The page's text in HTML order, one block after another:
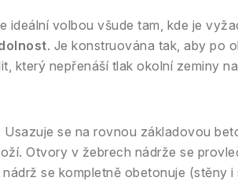
ideální volbou všude tam, kde je
. Je konstruována tak, aby po
který nepřenáší tlak okolní zeminy
Usazuje se na rovnou základovou
Otvory v žebrech nádrže se
se kompletně obetonuje (stěny i